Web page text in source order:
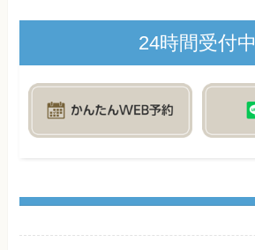
24時間受付中